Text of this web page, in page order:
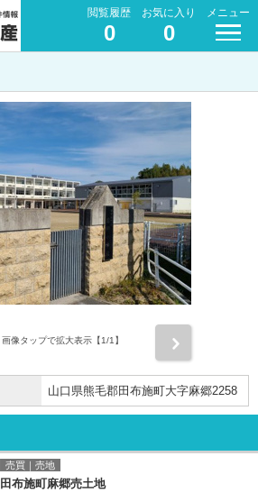
閲覧履歴
0
お気に入り
0
メニュー
画像タップで拡大表示【1/1】
山口県熊毛郡田布施町大字麻郷2258
売買｜売地
田布施町麻郷売土地